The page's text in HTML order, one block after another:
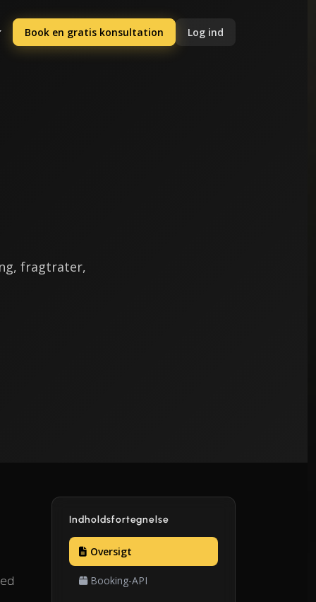
Book en gratis konsultation Log ind
fragtrater,
Indholdsfortegnelse
Oversigt
Booking-API